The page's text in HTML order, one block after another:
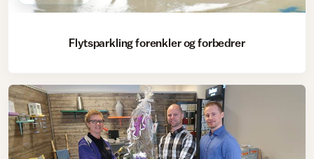
Flytsparkling forenkler og forbedrer